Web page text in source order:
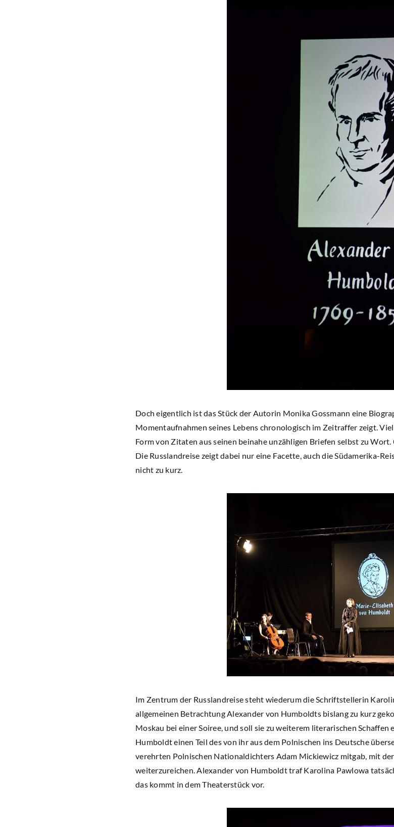
Doch eigentlich ist das Stück der Autorin Monika Gossmann eine
Momentaufnahmen seines Lebens chronologisch im Zeitraffer zeigt.
Form von Zitaten aus seinen beinahe unzähligen Briefen selbst zu
Die Russlandreise zeigt dabei nur eine Facette, auch die Südamerika-
nicht zu kurz.
Im Zentrum der Russlandreise steht wiederum die Schriftstellerin
allgemeinen Betrachtung Alexander von Humboldts bislang zu kurz
Moskau bei einer Soiree, und soll sie zu weiterem literarischen
Humboldt einen Teil des von ihr aus dem Polnischen ins Deutsche
verehrten Polnischen Nationaldichters Adam Mickiewicz mitgab, mit
weiterzureichen. Alexander von Humboldt traf Karolina Pawlowa
das kommt in dem Theaterstück vor.